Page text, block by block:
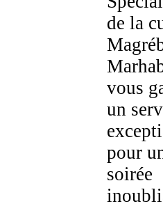
de la
vous
un
pour
soirée